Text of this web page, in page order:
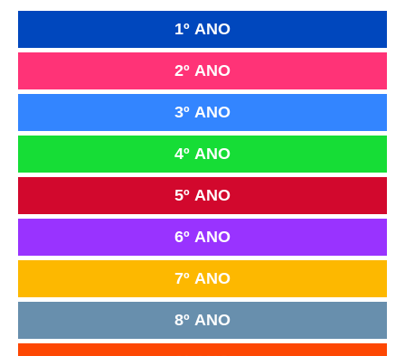
1º ANO
2º ANO
3º ANO
4º ANO
5º ANO
6º ANO
7º ANO
8º ANO